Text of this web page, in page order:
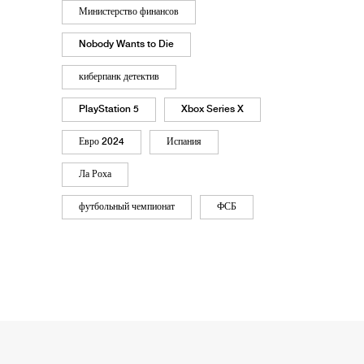
Министерство финансов
Nobody Wants to Die
киберпанк детектив
PlayStation 5 Xbox Series X
Евро 2024 Испания
Ла Роха
футбольный чемпионат ФСБ